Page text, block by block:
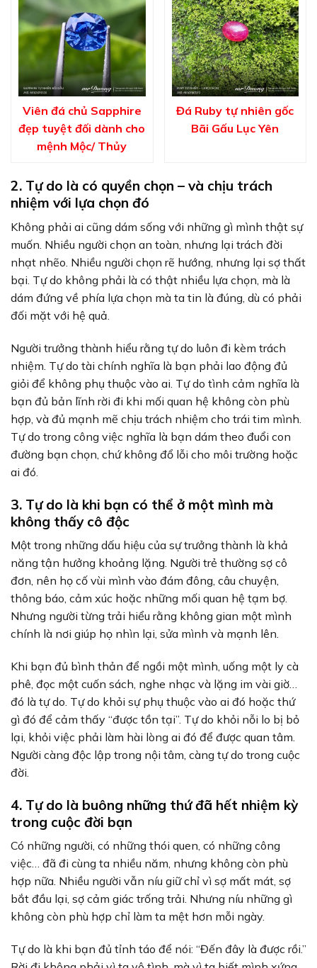
Viên đá chủ Sapphire
đẹp tuyệt đối dành cho
mệnh Mộc/ Thủy
Đá Ruby tự nhiên gốc
Bãi Gấu Lục Yên
2. Tự do là có quyền chọn – và chịu trách
nhiệm với lựa chọn đó
Không phải ai cũng dám sống với những gì mình thật sự
muốn. Nhiều người chọn an toàn, nhưng lại trách đời
nhạt nhẽo. Nhiều người chọn rẽ hướng, nhưng lại sợ thất
bại. Tự do không phải là có thật nhiều lựa chọn, mà là
dám đứng về phía lựa chọn mà ta tin là đúng, dù có phải
đối mặt với hệ quả.
Người trưởng thành hiểu rằng tự do luôn đi kèm trách
nhiệm. Tự do tài chính nghĩa là bạn phải lao động đủ
giỏi để không phụ thuộc vào ai. Tự do tình cảm nghĩa là
bạn đủ bản lĩnh rời đi khi mối quan hệ không còn phù
hợp, và đủ mạnh mẽ chịu trách nhiệm cho trái tim mình.
Tự do trong công việc nghĩa là bạn dám theo đuổi con
đường bạn chọn, chứ không đổ lỗi cho môi trường hoặc
ai đó.
3. Tự do là khi bạn có thể ở một mình mà
không thấy cô độc
Một trong những dấu hiệu của sự trưởng thành là khả
năng tận hưởng khoảng lặng. Người trẻ thường sợ cô
đơn, nên họ cố vùi mình vào đám đông, câu chuyện,
thông báo, cảm xúc hoặc những mối quan hệ tạm bợ.
Nhưng người từng trải hiểu rằng không gian một mình
chính là nơi giúp họ nhìn lại, sửa mình và mạnh lên.
Khi bạn đủ bình thản để ngồi một mình, uống một ly cà
phê, đọc một cuốn sách, nghe nhạc và lặng im vài giờ…
đó là tự do. Tự do khỏi sự phụ thuộc vào ai đó hoặc thứ
gì đó để cảm thấy “được tồn tại”. Tự do khỏi nỗi lo bị bỏ
lại, khỏi việc phải làm hài lòng ai đó để được quan tâm.
Người càng độc lập trong nội tâm, càng tự do trong cuộc
đời.
4. Tự do là buông những thứ đã hết nhiệm kỳ
trong cuộc đời bạn
Có những người, có những thói quen, có những công
việc… đã đi cùng ta nhiều năm, nhưng không còn phù
hợp nữa. Nhiều người vẫn níu giữ chỉ vì sợ mất mát, sợ
bắt đầu lại, sợ cảm giác trống trải. Nhưng níu những gì
không còn phù hợp chỉ làm ta mệt hơn mỗi ngày.
Tự do là khi bạn đủ tỉnh táo để nói: “Đến đây là được rồi.”